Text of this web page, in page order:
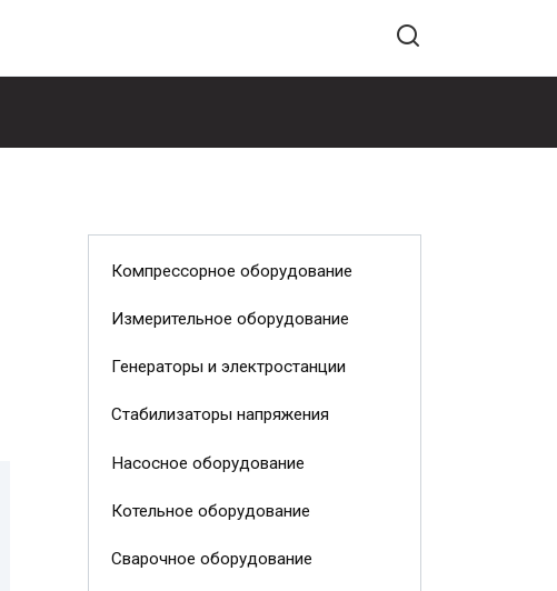
Компрессорное оборудование
Измерительное оборудование
Генераторы и электростанции
Стабилизаторы напряжения
Насосное оборудование
Котельное оборудование
Сварочное оборудование